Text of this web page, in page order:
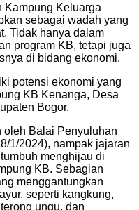
Kampung Keluarga
sebagai wadah yang
Tidak hanya dalam
program KB, tetapi juga
di bidang ekonomi.
potensi ekonomi yang
KB Kenanga, Desa
Bogor.
oleh Balai Penyuluhan
1/2024), nampak jajaran
menghijau di
KB. Sebagian
menggantungkan
seperti kangkung,
ungu, dan